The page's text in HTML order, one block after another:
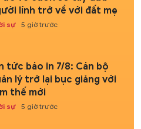
lính trở về với đất mẹ
sự 5 giờ trước
tức báo in 7/8: Cán bộ
lý trở lại bục giảng với
thế mới
sự 5 giờ trước